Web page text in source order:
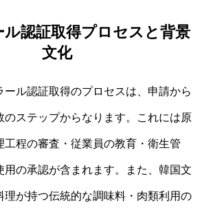
ル認証取得プロセスと背景
文化
ール認証取得のプロセスは、申請から
のステップからなります。これには原
工程の審査・従業員の教育・衛生管
用の承認が含まれます。また、韓国文
理が持つ伝統的な調味料・肉類利用の